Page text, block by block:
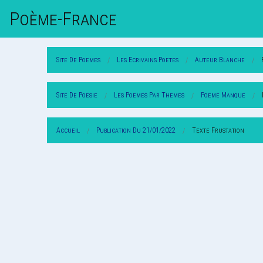
Poème-FrAnce
Site De Poemes Les Ecrivains Poetes Auteur Blanche
Site De Poesie Les Poemes Par Themes Poeme Manque
Accueil Publication Du 21/01/2022 Texte Frustation